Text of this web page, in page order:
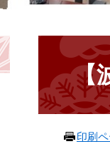
【
印刷